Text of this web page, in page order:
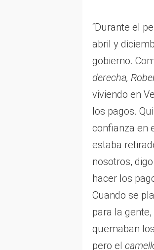
“Durante el
abril y
gobierno.
derecha,
viviendo en
los pagos.
confianza en
estaba
nosotros,
hacer los
Cuando se
para la
quemaban
pero el